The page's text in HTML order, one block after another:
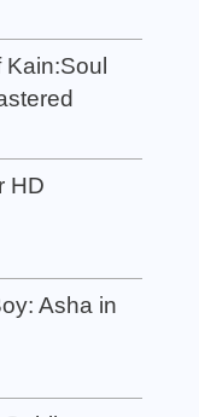
Kain:Soul
HD
Asha in